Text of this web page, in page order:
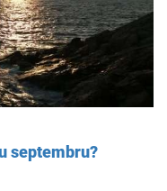
septembru?